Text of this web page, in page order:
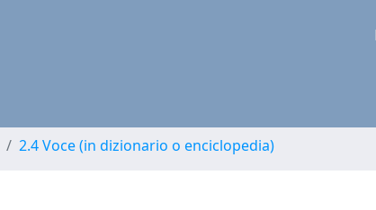
2.4 Voce (in dizionario o enciclopedia)